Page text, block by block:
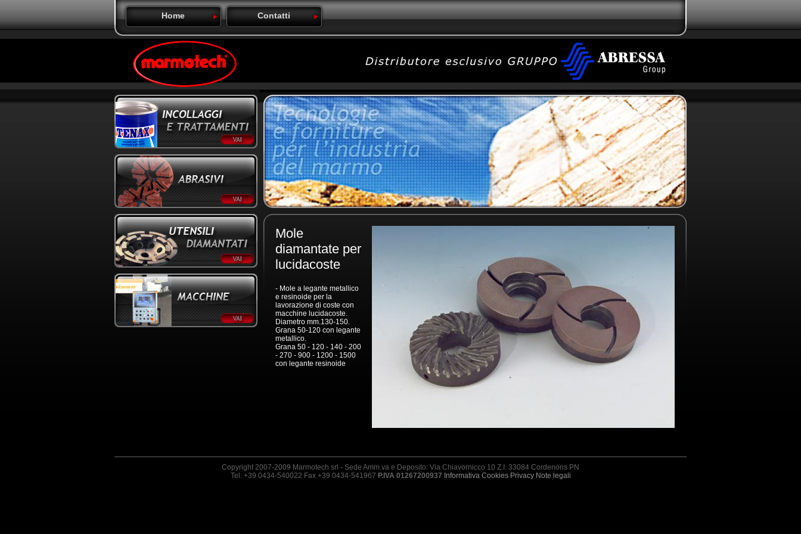
Home Contatti
Mole
diamantate per
lucidacoste
- Mole a legante metallico
e resinoide per la
lavorazione di coste con
macchine lucidacoste.
Diametro mm.130-150.
Grana 50-120 con legante
metallico.
Grana 50 - 120 - 140 - 200
- 270 - 900 - 1200 - 1500
con legante resinoide
Copyright 2007-2009 Marmotech srl - Sede Amm.va e Deposito: Via Chiavornicco 10 Z.I. 33084 Cordenons PN
Tel. +39 0434-540022 Fax +39 0434-541967 P.IVA 01267200937 Informativa Cookies Privacy Note legali